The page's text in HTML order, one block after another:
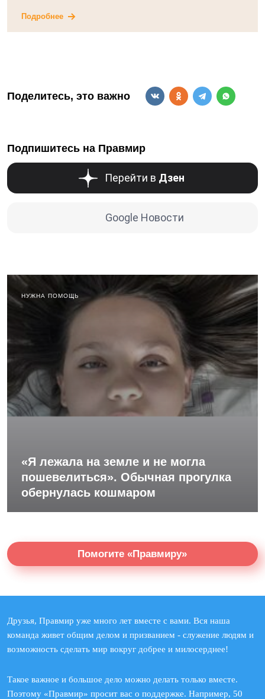
Подробнее
Поделитесь, это важно
Подпишитесь на Правмир
Перейти в Дзен
Google Новости
НУЖНА ПОМОЩЬ
«Я лежала на земле и не могла
пошевелиться». Обычная прогулка
обернулась кошмаром
Помогите «Правмиру»
Друзья, Правмир уже много лет вместе с вами. Вся наша
команда живет общим делом и призванием - служение людям и
возможность сделать мир вокруг добрее и милосерднее!
Такое важное и большое дело можно делать только вместе.
Поэтому «Правмир» просит вас о поддержке. Например, 50